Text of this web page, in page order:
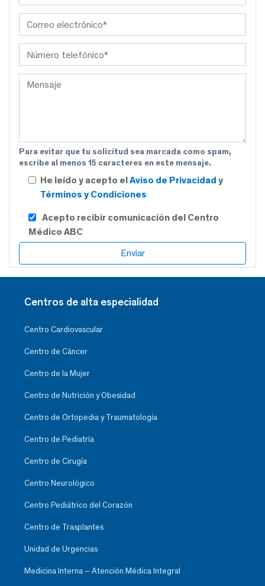
Para evitar que tu solicitud sea marcada como spam,
escribe al menos 15 caracteres en este mensaje.
He leído y acepto elAviso de Privacidad y
Términos y Condiciones
Acepto recibir comunicación del Centro
Médico ABC
Centros de alta especialidad
Centro Cardiovascular
Centro de Cáncer
Centro de la Mujer
Centro de Nutrición y Obesidad
Centro de Ortopedia y Traumatología
Centro de Pediatría
Centro de Cirugía
Centro Neurológico
Centro Pediátrico del Corazón
Centro de Trasplantes
Unidad de Urgencias
Medicina Interna – Atención Médica Integral